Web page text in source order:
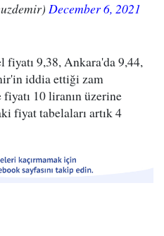
December 6, 2021
9,38, Ankara'da 9,44,
iddia ettiği zam
10 liranın üzerine
fiyat tabelaları artık 4